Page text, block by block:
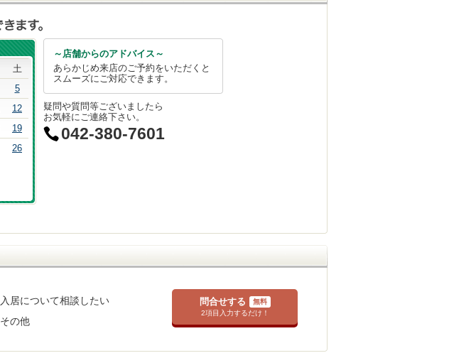
土
5
12
19
26
～店舗からのアドバイス～
あらかじめ来店のご予約をいただくと
スムーズにご対応できます。
疑問や質問等ございましたら
お気軽にご連絡下さい。
042-380-7601
入居について相談したい
その他
問合せする
無料
2項目入力するだけ！